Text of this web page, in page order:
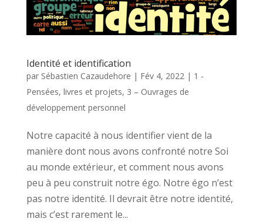
Identité et identification
par Sébastien Cazaudehore | Fév 4, 2022| 1 -
Pensées, livres et projets, 3 – Ouvrages de
développement personnel
Notre capacité à nous identifier vient de la
manière dont nous avons confronté notre Soi
au monde extérieur, et comment nous avons
peu à peu construit notre égo. Notre égo n’est
pas notre identité. Il devrait être notre identité,
mais c’est rarement le...